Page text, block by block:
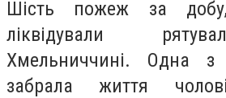
Шість пожеж за
ліквідували
Хмельниччині. Одна
забрала життя